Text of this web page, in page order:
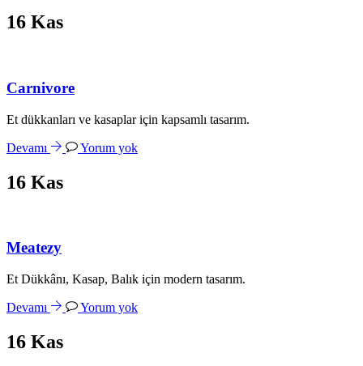
16 Kas
Carnivore
Et dükkanları ve kasaplar için kapsamlı tasarım.
Devamı Yorum yok
16 Kas
Meatezy
Et Dükkânı, Kasap, Balık için modern tasarım.
Devamı Yorum yok
16 Kas